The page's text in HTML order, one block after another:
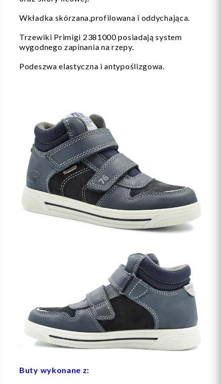
Wkładka skórzana,profilowana i oddychająca.
Trzewiki Primigi 2381000 posiadają system
wygodnego zapinania na rzepy.
Podeszwa elastyczna i antypoślizgowa.
Buty wykonane z: